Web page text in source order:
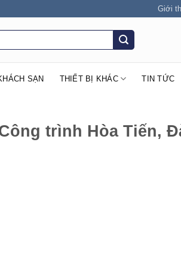
Giới
SẠN THIẾT BỊ KHÁC TIN TỨC
trình Hòa Tiến,